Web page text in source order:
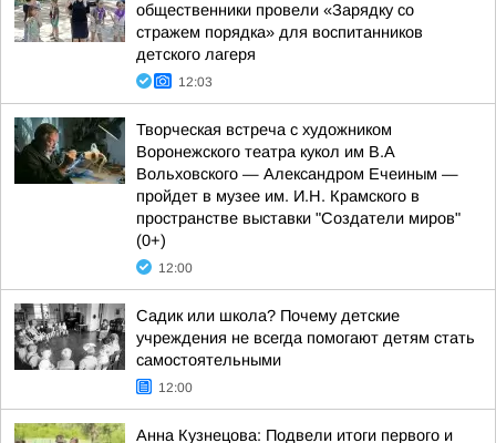
общественники провели «Зарядку со
стражем порядка» для воспитанников
детского лагеря
12:03
Творческая встреча с художником
Воронежского театра кукол им В.А
Вольховского — Александром Ечеиным —
пройдет в музее им. И.Н. Крамского в
пространстве выставки "Создатели миров"
(0+)
12:00
Садик или школа? Почему детские
учреждения не всегда помогают детям стать
самостоятельными
12:00
Анна Кузнецова: Подвели итоги первого и